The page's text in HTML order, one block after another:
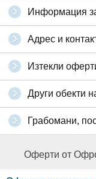
Информация
Адрес и
Изтекли
Други обекти
Грабомани,
Оферти от